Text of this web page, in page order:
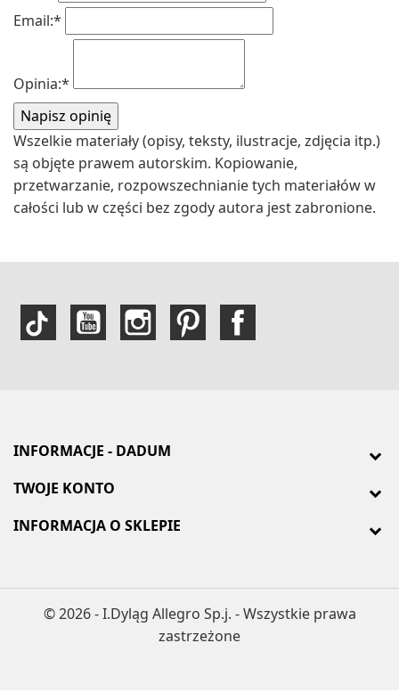
Email:*
Opinia:*
Wszelkie materiały (opisy, teksty, ilustracje, zdjęcia itp.)
są objęte prawem autorskim. Kopiowanie,
przetwarzanie, rozpowszechnianie tych materiałów w
całości lub w części bez zgody autora jest zabronione.
INFORMACJE - DADUM
TWOJE KONTO
INFORMACJA O SKLEPIE
© 2026 - I.Dyląg Allegro Sp.j. - Wszystkie prawa
zastrzeżone